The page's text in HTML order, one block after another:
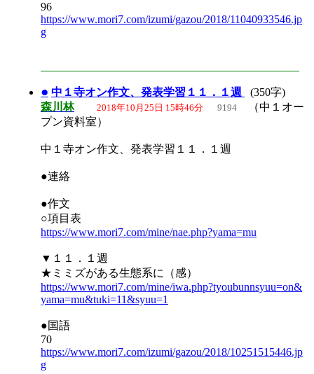
96
https://www.mori7.com/izumi/gazou/2018/11040933546.jp
g
● 中１寺オン作文、発表学習１１．１週
(350字)
森川林
2018年10月25日 15時46分 9194 （中１オー
プン資料室）
中１寺オン作文、発表学習１１．１週
●連絡
●作文
○項目表
https://www.mori7.com/mine/nae.php?yama=mu
▼１１．１週
★ミミズがある生態系に（感）
https://www.mori7.com/mine/iwa.php?tyoubunnsyuu=on&
yama=mu&tuki=11&syuu=1
●国語
70
https://www.mori7.com/izumi/gazou/2018/10251515446.jp
g